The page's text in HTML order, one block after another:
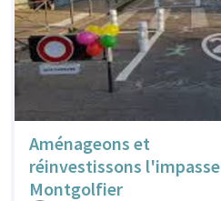
Aménageons et
réinvestissons l'impasse
Montgolfier